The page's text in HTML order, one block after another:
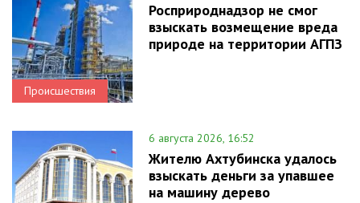
Происшествия
Росприроднадзор не смог
взыскать возмещение вреда
природе на территории АГПЗ
6 августа 2026, 16:52
Жителю Ахтубинска удалось
взыскать деньги за упавшее
на машину дерево